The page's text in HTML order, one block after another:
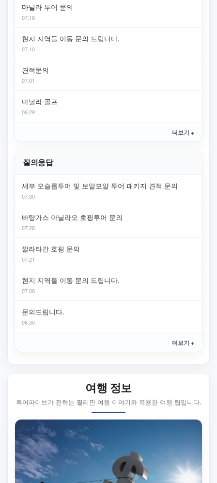
마닐라 투어 문의
07.16
현지 지역들 이동 문의 드립니다.
07.10
견적문의
07.01
마닐라 골프
06.29
더보기 +
질의응답
세부 오슬롭투어 및 보알모알 투어 패키지 견적 문의
07.30
바탕가스 아닐라오 호핑투어 문의
07.28
깔라타간 호핑 문의
07.21
현지 지역들 이동 문의 드립니다.
07.08
문의드립니다.
06.30
더보기 +
여행 정보
투어파이브가 전하는 필리핀 여행 이야기와 유용한 여행 팁입니다.